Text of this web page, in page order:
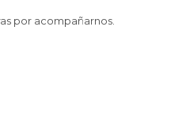
por acompañarnos.